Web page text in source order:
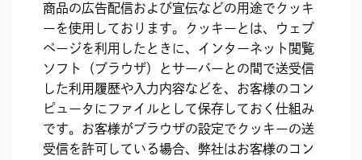
商品の広告配信および宣伝などの用途でクッキ
ーを使用しております。クッキーとは、ウェブ
ページを利用したときに、インターネット閲覧
ソフト（ブラウザ）とサーバーとの間で送受信
した利用履歴や入力内容などを、お客様のコン
ピュータにファイルとして保存しておく仕組み
です。お客様がブラウザの設定でクッキーの送
受信を許可している場合、弊社はお客様のコン